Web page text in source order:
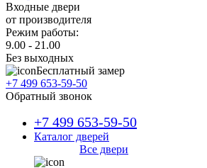
Входные двери
от производителя
Режим работы:
9.00 - 21.00
Без выходных
Бесплатный замер
+7 499 653-59-50
Обратный звонок
+7 499 653-59-50
Каталог дверей
Все двери